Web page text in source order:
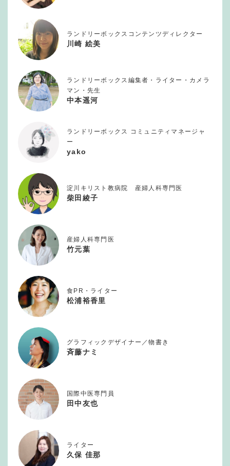
ランドリーボックスコンテンツディレクター
川崎 絵美
ランドリーボックス編集者・ライター・カメラ
マン・先生
中本遥河
ランドリーボックス コミュニティマネージャ
ー
yako
淀川キリスト教病院 産婦人科専門医
柴田綾子
産婦人科専門医
竹元葉
食PR・ライター
松浦裕香里
グラフィックデザイナー／物書き
斉藤ナミ
国際中医専門員
田中友也
ライター
久保 佳那